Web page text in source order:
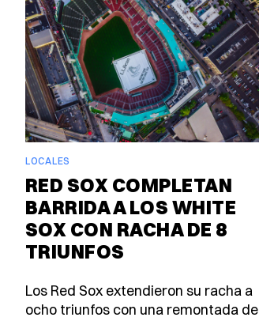
LOCALES
RED SOX COMPLETAN
BARRIDA A LOS WHITE
SOX CON RACHA DE 8
TRIUNFOS
Los Red Sox extendieron su racha a
ocho triunfos con una remontada de